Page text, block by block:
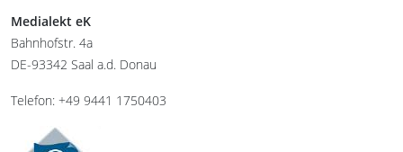
Medialekt eK
Bahnhofstr. 4a
DE-93342 Saal a.d. Donau
Telefon: +49 9441 1750403